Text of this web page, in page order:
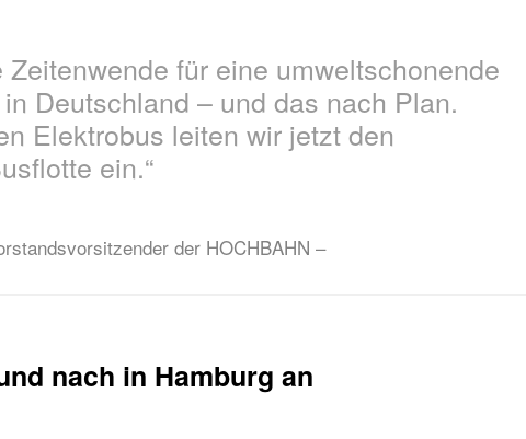
für eine umweltschonende
Deutschland – und das nach Plan.
Elektrobus leiten wir jetzt den
ein.“
der HOCHBAHN –
nach in Hamburg an